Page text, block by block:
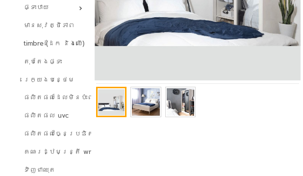
ផ្ទះបាយ
មានសុវត្ថិភាព
timbre (ដែក និងឈើ)
តុបតែងផ្ទះ
រេក្យងបន្ថេម
ផលិតផលដែលមិនប៉ះពាល់ដល់បរិស្ថាន
ផលិតផល uvc
ផលិតផលច្នៃប្រឌិត
គណៈរដ្ឋមន្ត្រី wreath
ទិញជាឈុត